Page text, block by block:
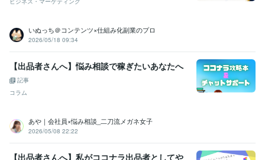
いぬっち＠コンテンツ×仕組み化副業のプロ
2026/05/18 09:34
【出品者さんへ】悩み相談で稼ぎたいあなたへ
記事
コラム
あや｜会社員×悩み相談_二刀流メガネ女子
2026/05/08 22:22
【出品者さんへ】私がココナラ出品者としてや